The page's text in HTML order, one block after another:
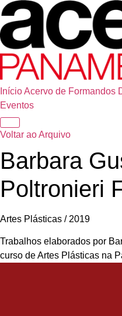
InícioAcervo de Formandos
Eventos
Voltar ao Arquivo
Barbara
Poltronieri
Artes Plásticas / 2019
Trabalhos elaborados por
curso de Artes Plásticas na